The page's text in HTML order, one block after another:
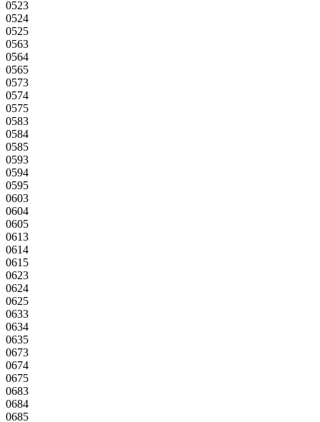
0523
0524
0525
0563
0564
0565
0573
0574
0575
0583
0584
0585
0593
0594
0595
0603
0604
0605
0613
0614
0615
0623
0624
0625
0633
0634
0635
0673
0674
0675
0683
0684
0685